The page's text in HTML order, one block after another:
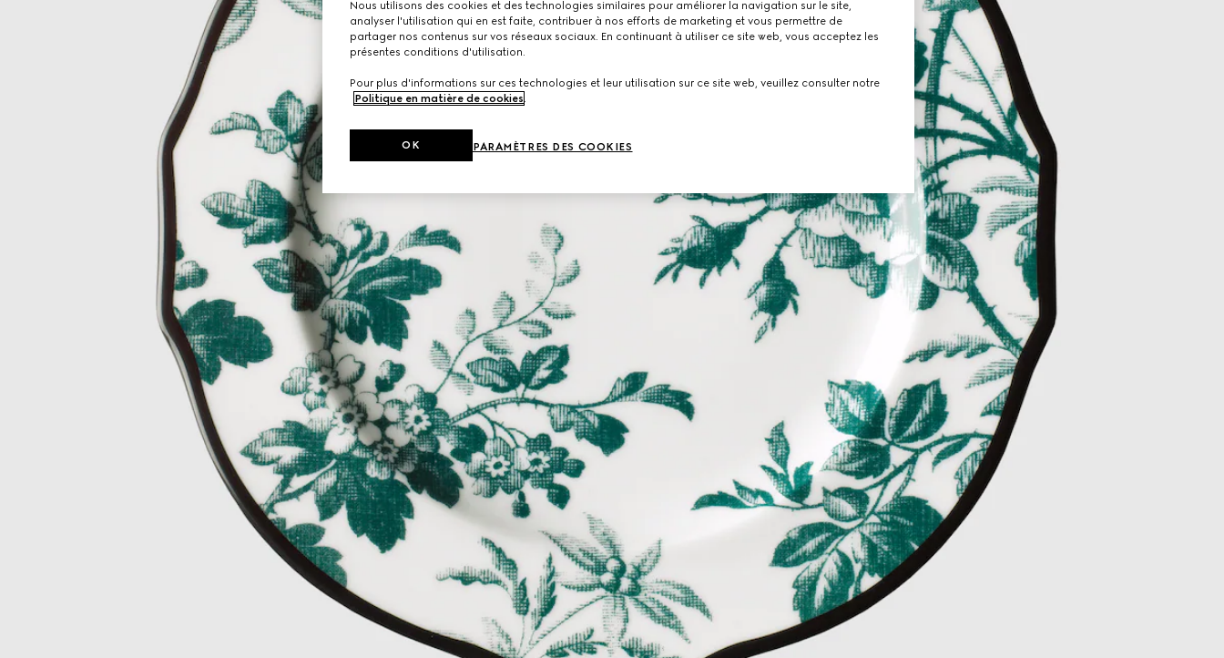
Nous utilisons des cookies et des technologies similaires pour améliorer la navigation sur le site,
analyser l'utilisation qui en est faite, contribuer à nos efforts de marketing et vous permettre de
partager nos contenus sur vos réseaux sociaux. En continuant à utiliser ce site web, vous acceptez les
présentes conditions d'utilisation.
Pour plus d'informations sur ces technologies et leur utilisation sur ce site web, veuillez consulter notre
Politique en matière de cookies
PARAMÈTRES DES COOKIES
OK